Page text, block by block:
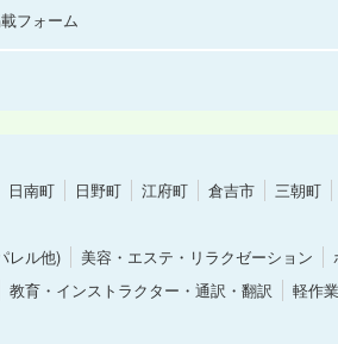
フォーム
日南町 日野町 江府町 倉吉市 三朝町
レル他) 美容・エステ・リラクゼーション
教育・インストラクター・通訳・翻訳 軽作